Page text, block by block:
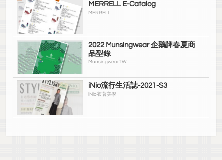
MERRELL E-Catalog
MERRELL
2022 Munsingwear 企鵝牌春夏商
品型錄
MunsingwearTW
iNio流行生活誌-2021-S3
iNio衣著美學